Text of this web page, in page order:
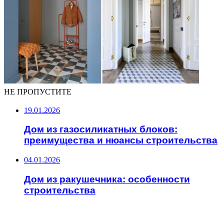
НЕ ПРОПУСТИТЕ
19.01.2026
Дом из газосиликатных блоков:
преимущества и нюансы строительства
04.01.2026
Дом из ракушечника: особенности
строительства